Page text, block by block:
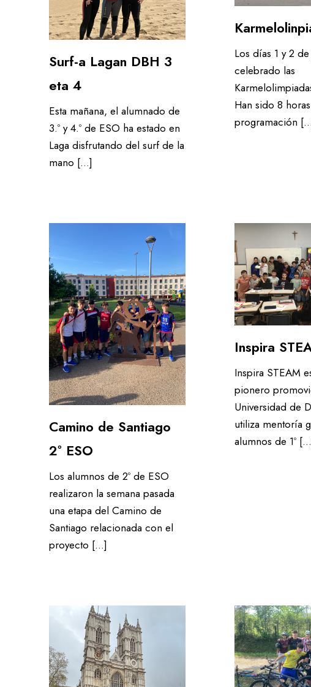
Un colegio accesible
En el comedor
Atención especiales
Sala de estudio / Servicio de custodia
Surf-a Lagan DBH 3
eta 4
Esta mañana, el alumnado de
3.º y 4.º de ESO ha estado en
Laga disfrutando del surf de la
mano […]
Los días 1 y 2
celebrado las
Han sido 8
programación
Camino de Santiago
2º ESO
Los alumnos de 2º de ESO
realizaron la semana pasada
una etapa del Camino de
Santiago relacionada con el
proyecto […]
Inspira
Inspira STEAM
pionero
Universidad de
utiliza mentoría
alumnos de 1º
Entorno seguro